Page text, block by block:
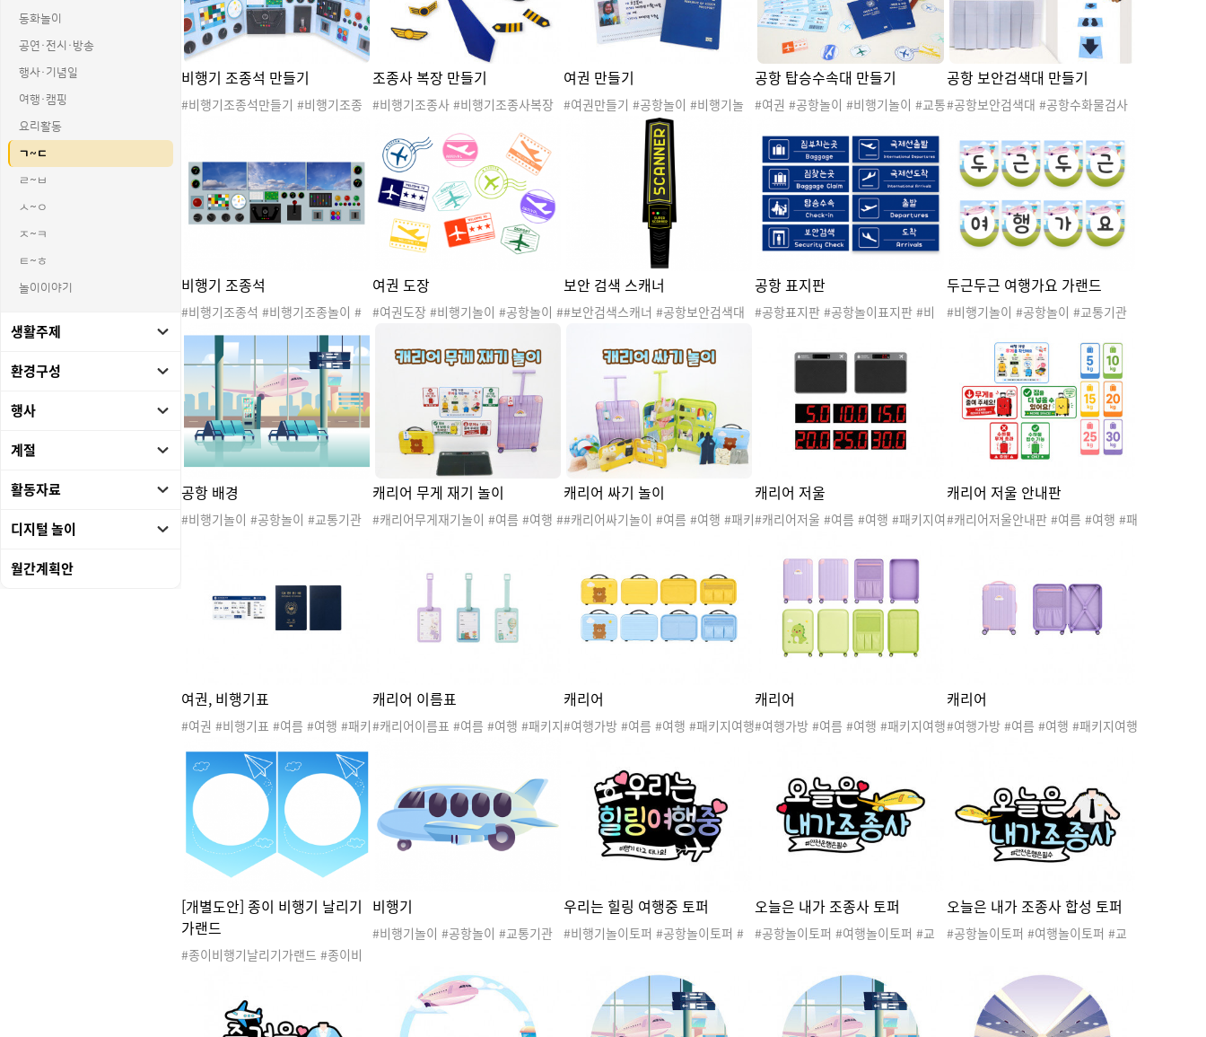
동화놀이
공연·전시·방송
행사·기념일
여행·캠핑
요리활동
ㄱ~ㄷ
ㄹ~ㅂ
ㅅ~ㅇ
ㅈ~ㅋ
ㅌ~ㅎ
놀이이야기
생활주제
환경구성
행사
계절
활동자료
디지털 놀이
월간계획안
비행기 조종석 만들기
#비행기조종석만들기 #비행기조종
놀이 #여행놀이 #스튜어디스 #승무
원 #조종사 #직업
조종사 복장 만들기
#비행기조종사 #비행기조종사복장
행기놀이 #공항놀이 #교통기관놀이
#여행놀이 #스튜어디스 #승무원 #조
종사 #파일럿 #비행기조종놀이 #직
업
여권 만들기
#여권만들기 #공항놀이 #비행기놀
이 #교통기관놀이 #여행놀이 #스튜
어디스 #승무원 #조종사 #파일럿 #
여권도장 #직업
공항 탑승수속대 만들기
#여권 #공항놀이 #비행기놀이 #교통
승무원 #조종사 #파일럿 #공항탑승
수속대 #여권도장 #비행기티켓 #비
행기항공권 #희망직업 #명찰 #승무
원 명찰 #명찰만들기 #직업
공항 보안검색대 만들기
#공항보안검색대 #공항수화물검사
관놀이 #여행놀이 #스튜어디스 #승
무원 #조종사 #파일럿 #공항검사대
#직업
비행기 조종석
#비행기조종석 #비행기조종놀이 #
이 #여행놀이 #스튜어디스 #승무원
#조종사 #파일럿 #희망직업
여권 도장
#여권도장 #비행기놀이 #공항놀이 #
스 #승무원 #조종사 #파일럿 #직업
보안 검색 스캐너
#보안검색스캐너 #공항보안검색대
놀이 #교통기관놀이 #여행놀이 #스
튜어디스 #승무원 #조종사 #파일럿
공항 표지판
#공항표지판 #공항놀이표지판 #비
제선출발 #국제선도착 #짐부치는곳
이트 #파일럿
두근두근 여행가요 가랜드
#비행기놀이 #공항놀이 #교통기관
원 #조종사 #비행기가랜드 #비행기
놀이가랜드 #공항가랜드 #공항놀이
가랜드 #여행가랜드 #여행놀이가랜
드 #두근두근여행가요 #파일럿 #휴
가 #휴양
공항 배경
#비행기놀이 #공항놀이 #교통기관
캐리어 무게 재기 놀이
#캐리어무게재기놀이 #여름 #여행 #
키지여행도안 #여행도안 #패키지여
캐리어 싸기 놀이
#캐리어싸기놀이 #여름 #여행 #패키
여행도안 #여행도안 #패키지여행활
동 #캐리어 #캐리어싸기 #짐싸기
캐리어 저울
#캐리어저울 #여름 #여행 #패키지여
놀이 #패키지여행놀이 #패키지여행
도안 #여행도안 #패키지여행활동 #
캐리어 저울 안내판
#캐리어저울안내판 #여름 #여행 #패
활동 #캐리어 #공항 #무게측정
여권, 비행기표
#여권 #비행기표 #여름 #여행 #패키
여행놀이 #패키지여행놀이 #패키지
여행도안 #여행도안 #패키지여행활
동 #공항
캐리어 이름표
#캐리어이름표 #여름 #여행 #패키지
행도안 #여행도안 #패키지여행활동
#생활도구
캐리어
#여행가방 #여름 #여행 #패키지여행
안 #여행도안 #패키지여행활동 #생
활도구
캐리어
#여행가방 #여름 #여행 #패키지여행
안 #여행도안 #패키지여행활동 #생
활도구
캐리어
#여행가방 #여름 #여행 #패키지여행
[개별도안] 종이 비행기 날리기
가랜드
#종이비행기날리기가랜드 #종이비
미니운동회놀이 #미니게임놀이 #교
통기관 #탈것
비행기
#비행기놀이 #공항놀이 #교통기관
우리는 힐링 여행중 토퍼
#비행기놀이토퍼 #공항놀이토퍼 #
는힐링여행중
오늘은 내가 조종사 토퍼
#공항놀이토퍼 #여행놀이토퍼 #교
행기토퍼 #공항토퍼 #오늘은내가조
종사 #직업
오늘은 내가 조종사 합성 토퍼
#공항놀이토퍼 #여행놀이토퍼 #교
디스토퍼 #조종사토퍼 #파일럿토퍼
#여행토퍼 #비행기토퍼 #공항토퍼 #
오늘은내가조종사 #직업